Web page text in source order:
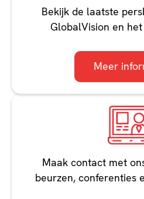
Bekijk de laatste
GlobalVision en
Meer
Maak contact met
beurzen, conferenties